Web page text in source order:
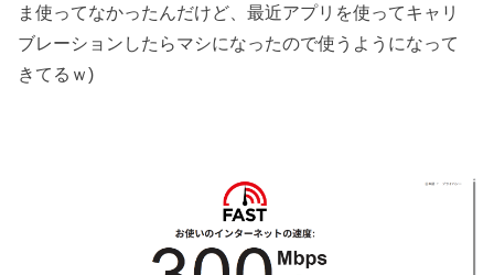
ま使ってなかったんだけど、最近アプリを使ってキャリ
ブレーションしたらマシになったので使うようになって
きてるｗ)